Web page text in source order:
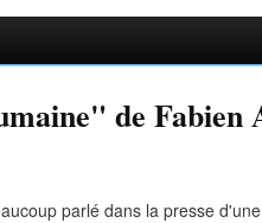
de Fabien
parlé dans la presse